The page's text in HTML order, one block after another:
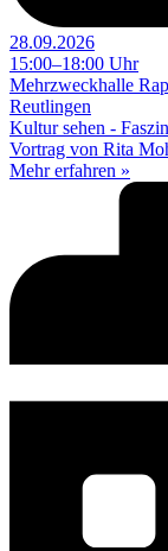
28.09.2026
15:00–18:00 Uhr
Mehrzweckhalle
Reutlingen
Kultur sehen -
Vortrag von Rita
Mehr erfahren »